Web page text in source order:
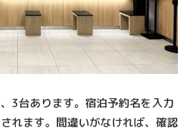
3台あります。宿泊予約名を入力
れます。間違いがなければ、確認